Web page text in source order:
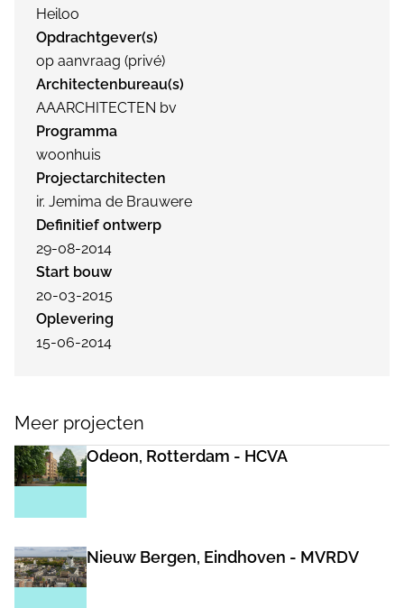
Heiloo
Opdrachtgever(s)
op aanvraag (privé)
Architectenbureau(s)
AAARCHITECTEN bv
Programma
woonhuis
Projectarchitecten
ir. Jemima de Brauwere
Definitief ontwerp
29-08-2014
Start bouw
20-03-2015
Oplevering
15-06-2014
Meer projecten
Odeon, Rotterdam - HCVA
Nieuw Bergen, Eindhoven - MVRDV